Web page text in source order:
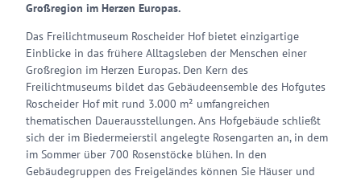
Großregion im Herzen Europas.
Das Freilichtmuseum Roscheider Hof bietet einzigartige
Einblicke in das frühere Alltagsleben der Menschen einer
Großregion im Herzen Europas. Den Kern des
Freilichtmuseums bildet das Gebäudeensemble des Hofgutes
Roscheider Hof mit rund 3.000 m² umfangreichen
thematischen Dauerausstellungen. Ans Hofgebäude schließt
sich der im Biedermeierstil angelegte Rosengarten an, in dem
im Sommer über 700 Rosenstöcke blühen. In den
Gebäudegruppen des Freigeländes können Sie Häuser und